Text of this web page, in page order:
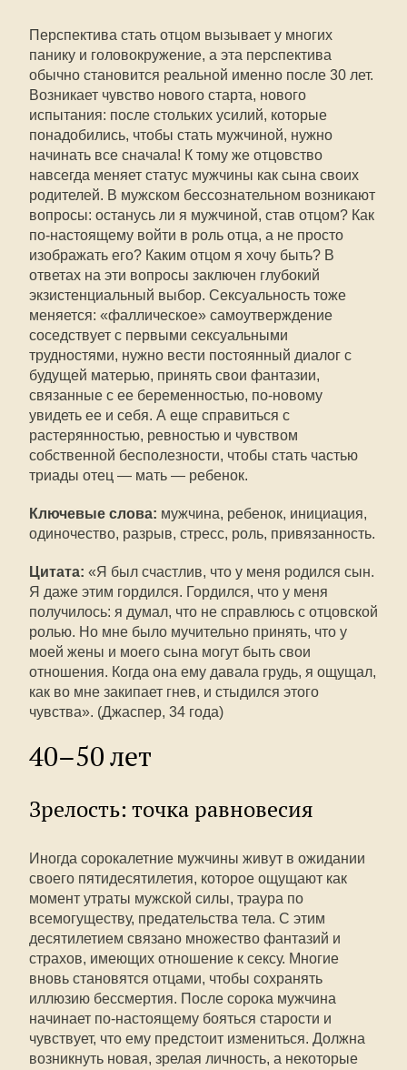
Перспектива стать отцом вызывает у многих
панику и головокружение, а эта перспектива
обычно становится реальной именно после 30 лет.
Возникает чувство нового старта, нового
испытания: после стольких усилий, которые
понадобились, чтобы стать мужчиной, нужно
начинать все сначала! К тому же отцовство
навсегда меняет статус мужчины как сына своих
родителей. В мужском бессознательном возникают
вопросы: останусь ли я мужчиной, став отцом? Как
по-настоящему войти в роль отца, а не просто
изображать его? Каким отцом я хочу быть? В
ответах на эти вопросы заключен глубокий
экзистенциальный выбор. Сексуальность тоже
меняется: «фаллическое» самоутверждение
соседствует с первыми сексуальными
трудностями, нужно вести постоянный диалог с
будущей матерью, принять свои фантазии,
связанные с ее беременностью, по-новому
увидеть ее и себя. А еще справиться с
растерянностью, ревностью и чувством
собственной бесполезности, чтобы стать частью
триады отец — мать — ребенок.
Ключевые слова: мужчина, ребенок, инициация,
одиночество, разрыв, стресс, роль, привязанность.
Цитата: «Я был счастлив, что у меня родился сын.
Я даже этим гордился. Гордился, что у меня
получилось: я думал, что не справлюсь с отцовской
ролью. Но мне было мучительно принять, что у
моей жены и моего сына могут быть свои
отношения. Когда она ему давала грудь, я ощущал,
как во мне закипает гнев, и стыдился этого
чувства». (Джаспер, 34 года)
40–50 лет
Зрелость: точка равновесия
Иногда сорокалетние мужчины живут в ожидании
своего пятидесятилетия, которое ощущают как
момент утраты мужской силы, траура по
всемогуществу, предательства тела. С этим
десятилетием связано множество фантазий и
страхов, имеющих отношение к сексу. Многие
вновь становятся отцами, чтобы сохранять
иллюзию бессмертия. После сорока мужчина
начинает по-настоящему бояться старости и
чувствует, что ему предстоит измениться. Должна
возникнуть новая, зрелая личность, а некоторые